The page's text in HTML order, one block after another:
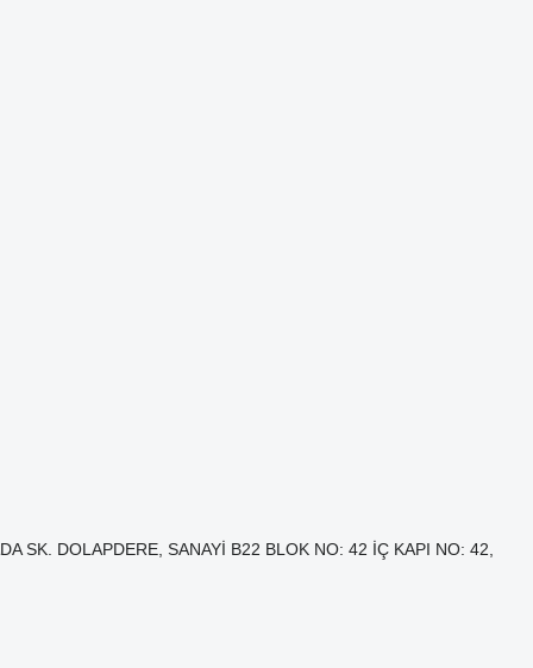
SK. DOLAPDERE, SANAYİ B22 BLOK NO: 42 İÇ KAPI NO: 42,